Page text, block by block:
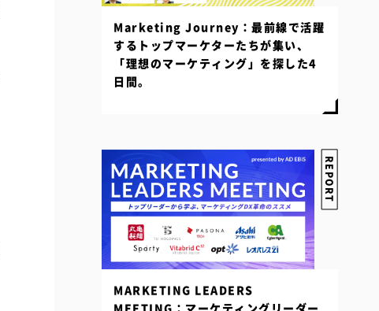
REPORT
MARKETING LEADERS
Marketing Journey：最前線で活躍
するトップマーケターたちが集い、
「理想のマーケティング」を探した4
日間。